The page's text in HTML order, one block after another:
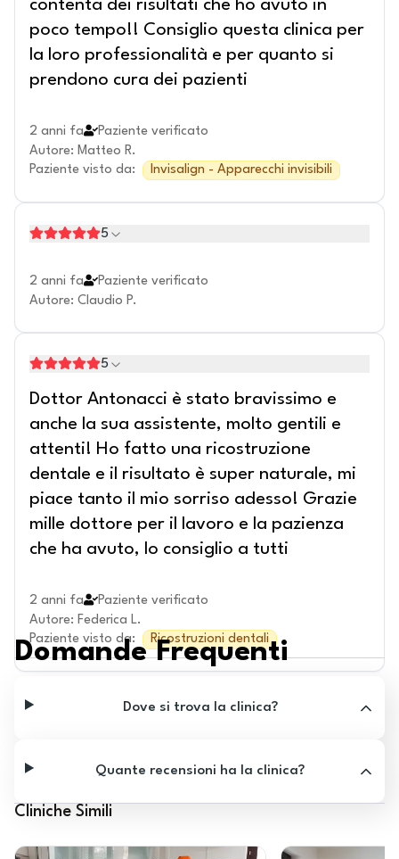
contenta dei risultati che ho avuto in
poco tempo!! Consiglio questa clinica per
la loro professionalità e per quanto si
prendono cura dei pazienti
2 anni fa
Paziente verificato
Autore: Matteo R.
Paziente visto da: Invisalign - Apparecchi invisibili
5
2 anni fa
Paziente verificato
Autore: Claudio P.
5
Dottor Antonacci è stato bravissimo e
anche la sua assistente, molto gentili e
attenti! Ho fatto una ricostruzione
dentale e il risultato è super naturale, mi
piace tanto il mio sorriso adesso! Grazie
mille dottore per il lavoro e la pazienza
che ha avuto, lo consiglio a tutti
2 anni fa
Paziente verificato
Autore: Federica L.
Paziente visto da: Ricostruzioni dentali
Domande Frequenti
Dove si trova la clinica?
Quante recensioni ha la clinica?
Cliniche Simili